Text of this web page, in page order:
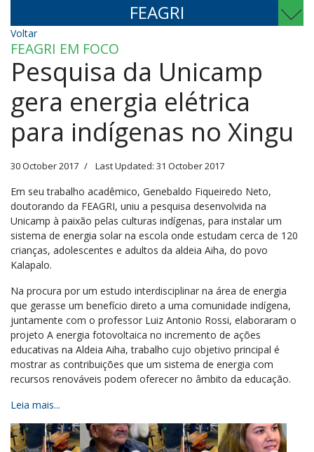
FEAGRI
Voltar
FEAGRI EM FOCO
Pesquisa da Unicamp
gera energia elétrica
para indígenas no Xingu
30 October 2017 Last Updated: 31 October 2017
Em seu trabalho acadêmico, Genebaldo Fiqueiredo Neto,
doutorando da FEAGRI, uniu a pesquisa desenvolvida na
Unicamp à paixão pelas culturas indígenas, para instalar um
sistema de energia solar na escola onde estudam cerca de 120
crianças, adolescentes e adultos da aldeia Aiha, do povo
Kalapalo.
Na procura por um estudo interdisciplinar na área de energia
que gerasse um benefício direto a uma comunidade indígena,
juntamente com o professor Luiz Antonio Rossi, elaboraram o
projeto A energia fotovoltaica no incremento de ações
educativas na Aldeia Aiha, trabalho cujo objetivo principal é
mostrar as contribuições que um sistema de energia com
recursos renováveis podem oferecer no âmbito da educação.
Leia mais...